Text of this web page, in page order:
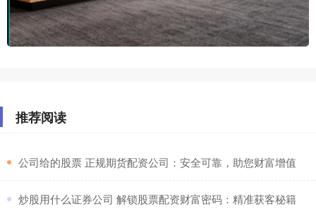
推荐阅读
​公司给的股票 正规期货配资公司：安全可靠，助您财富增值
​炒股用什么证券公司 解锁股票配资财富密码：精准获客秘籍